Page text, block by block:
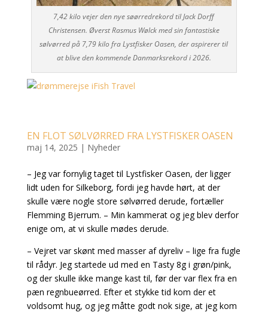
7,42 kilo vejer den nye søørredrekord til Jack Dorff
Christensen. Øverst Rasmus Wølck med sin fantastiske
sølvørred på 7,79 kilo fra Lystfisker Oasen, der aspirerer til
at blive den kommende Danmarksrekord i 2026.
EN FLOT SØLVØRRED FRA LYSTFISKER OASEN
maj 14, 2025 | Nyheder
– Jeg var fornylig taget til Lystfisker Oasen, der ligger
lidt uden for Silkeborg, fordi jeg havde hørt, at der
skulle være nogle store sølvørred derude, fortæller
Flemming Bjerrum. – Min kammerat og jeg blev derfor
enige om, at vi skulle mødes derude.
– Vejret var skønt med masser af dyreliv – lige fra fugle
til rådyr. Jeg startede ud med en Tasty 8g i grøn/pink,
og der skulle ikke mange kast til, før der var flex fra en
pæn regnbueørred. Efter et stykke tid kom der et
voldsomt hug, og jeg måtte godt nok sige, at jeg kom